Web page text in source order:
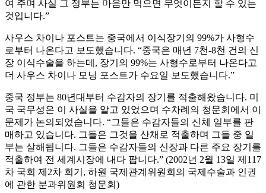
여 주며 사실 그 정부는 마음만 먹으면 무엇이든지 할 수 있는
것입니다.”
사우스 차이나 포스트는 중국에서 이식장기의 99%가 사형수
로부터 나온다고 보도했습니다. “중국은 매년 7천-8천 건의 신
장 이식수술을 하는데, 장기의 99%는 사형수로부터 나온다고
더 사우스 차이나 모닝 포스트가 수요일 보도했습니다.”
중국 정부는 80년대부터 수감자의 장기를 적출해왔습니다. 미
국 국무성은 이 사실을 알고 있었으며 수차례의 청문회에서 이
문제가 논의되었습니다. “그들은 수감자들의 신체 일부를 판
매하고 있습니다. 그들은 그것을 산채로 적출하며 그들 중 일
부는 살해됩니다. 그들은 수감자들의 신장과 다른 주요 장기를
적출하여 전 세계시장에 내다 팝니다.” (2002년 2월 13일 제117
차 국회 제2차 회기, 하원 국제관계위원회의 국제수술과 인권
에 관한 분과위원회 청문회)